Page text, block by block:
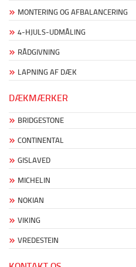
MONTERING OG AFBALANCERING
4-HJULS-UDMÅLING
RÅDGIVNING
LAPNING AF DÆK
DÆKMÆRKER
BRIDGESTONE
CONTINENTAL
GISLAVED
MICHELIN
NOKIAN
VIKING
VREDESTEIN